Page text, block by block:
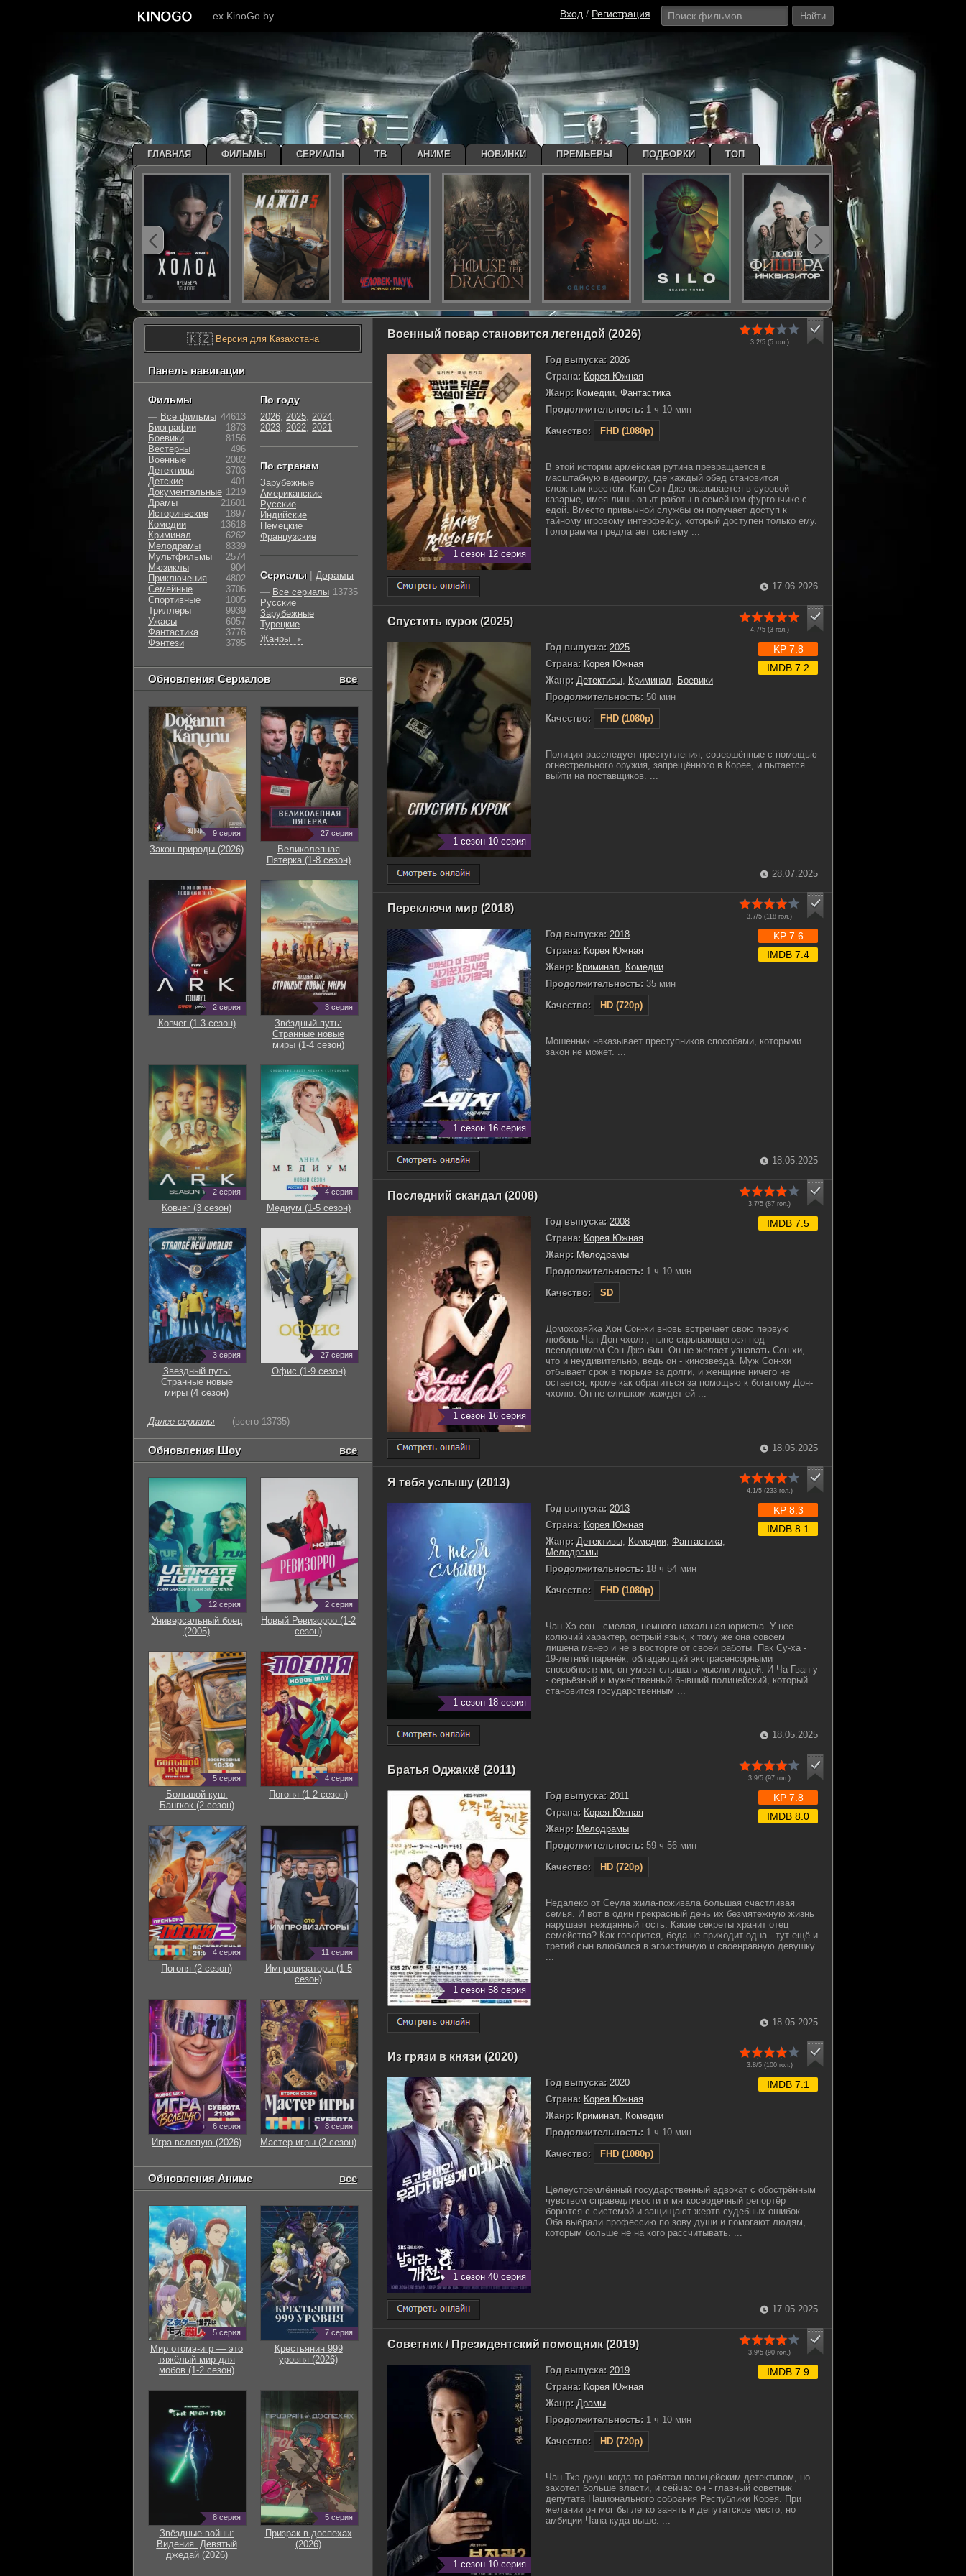
— ex KinoGo.by Вход / Регистрация Найти
Военный повар становится легендой (2026)
3.2/5 (5гол.)
1 сезон 12 серия
Год выпуска: 2026
Страна: Корея Южная
Жанр: Комедии, Фантастика
Продолжительность: 1 ч 10 мин
Качество:
FHD (1080p)
В этой истории армейская рутина превращается в
масштабную видеоигру, где каждый обед становится
сложным квестом. Кан Сон Джэ оказывается в суровой
казарме, имея лишь опыт работы в семейном фургончике с
едой. Вместо привычной службы он получает доступ к
тайному игровому интерфейсу, который доступен только ему.
Голограмма предлагает систему ...
17.06.2026
Спустить курок (2025)
4.7/5 (3гол.)
1 сезон 10 серия
Год выпуска: 2025
Страна: Корея Южная
Жанр: Детективы Криминал
Боевики
Продолжительность: 50 мин
Качество:
FHD (1080p)
KP 7.8
IMDB 7.2
Полиция расследует преступления, совершённые с помощью
огнестрельного оружия, запрещённого в Корее, и пытается
выйти на поставщиков. ...
28.07.2025
Переключи мир (2018)
3.7/5 (118 гол.)
1 сезон 16 серия
Год выпуска: 2018
Страна: Корея Южная
Жанр: Криминал, Комедии
Продолжительность: 35 мин
Качество:
HD (720p)
KP 7.6
IMDB 7.4
Мошенник наказывает преступников способами, которыми
закон не может. ...
18.05.2025
Последний скандал (2008)
3.7/5 (87 гол.)
1 сезон 16 серия
Год выпуска: 2008
Страна: Корея Южная
Жанр: Мелодрамы
Продолжительность: 1 ч 10 мин
Качество:
SD
IMDB 7.5
Домохозяйка Хон Сон-хи вновь встречает свою первую
любовь Чан Дон-чхоля, ныне скрывающегося под
псевдонимом Сон Джэ-бин. Он не желает узнавать Сон-хи,
что и неудивительно, ведь он - кинозвезда. Муж Сон-хи
отбывает срок в тюрьме за долги, и женщине ничего не
остается, кроме как обратиться за помощью к богатому Дон-
чхолю. Он не слишком жаждет ей ...
18.05.2025
Я тебя услышу (2013)
4.1/5 (233гол.)
1 сезон 18 серия
Год выпуска: 2013
Страна: Корея Южная
Жанр: Детективы, Комедии, Фантастика,
Мелодрамы
Продолжительность: 18 ч 54 мин
Качество:
FHD (1080p)
KP 8.3
IMDB 8.1
Чан Хэ-сон - смелая, немного нахальная юристка. У нее
колючий характер, острый язык, к тому же она совсем
лишена манер и не в восторге от своей работы. Пак Су-ха -
19-летний паренёк, обладающий экстрасенсорными
способностями, он умеет слышать мысли людей. И Ча Гван-у
- серьёзный и мужественный бывший полицейский, который
становится государственным ...
18.05.2025
Братья Оджаккё (2011)
3.9/5 (97 гол.)
1 сезон 58 серия
Год выпуска: 2011
Страна: Корея Южная
Жанр: Мелодрамы
Продолжительность: 59 ч 56 мин
Качество:
HD (720p)
KP 7.8
IMDB 8.0
Недалеко от Сеула жила-поживала большая счастливая
семья. И вот в один прекрасный день их безмятежную жизнь
нарушает нежданный гость. Какие секреты хранит отец
семейства? Как говорится, беда не приходит одна - тут ещё и
третий сын влюбился в эгоистичную и своенравную девушку.
18.05.2025
Из грязи в князи (2020)
3.8/5 (100гол.)
1 сезон 40 серия
Год выпуска: 2020
Страна: Корея Южная
Жанр: Криминал, Комедии
Продолжительность: 1 ч 10 мин
Качество:
FHD (1080p)
IMDB 7.1
Целеустремлённый государственный адвокат с обострённым
чувством справедливости и мягкосердечный репортёр
борются с системой и защищают жертв судебных ошибок.
Оба выбрали профессию по зову души и помогают людям,
которым больше не на кого рассчитывать. ...
17.05.2025
Советник / Президентский помощник (2019)
3.9/5 (90 гол.)
1 сезон 10 серия
Год выпуска: 2019
Страна: Корея Южная
Жанр: Драмы
Продолжительность: 1 ч 10 мин
Качество:
HD (720p)
IMDB 7.9
Чан Тхэ-джун когда-то работал полицейским детективом, но
захотел больше власти, и сейчас он - главный советник
депутата Национального собрания Республики Корея. При
желании он мог бы легко занять и депутатское место, но
амбиции Чана куда выше. ...
🇰🇿Версия для Казахстана
Панель навигации
Фильмы
— Все фильмы 44613
Биографии
1873
Боевики
8156
Вестерны
496
Военные
2082
Детективы
3703
Детские
401
Документальные 1219
Драмы
21601
Исторические
1897
Комедии
13618
Криминал
6262
Мелодрамы
8339
Мультфильмы
2574
Мюзиклы
904
Приключения
4802
Семейные
3706
Cпортивные
1005
Триллеры
9939
Ужасы
6057
Фантастика
3776
Фэнтези
3785
По году
2026, 2025, 2024,
2023, 2022, 2021
По странам
Зарубежные
Американские
Русские
Индийские
Немецкие
Французские
Сериалы | Дорамы
— Все сериалы 13735
Русские
Зарубежные
Турецкие
Жанры
►
Обновления Сериалов все
9 серия
Закон природы (2026)
27 серия
Великолепная
Пятерка (1-8 сезон)
2 серия
Ковчег (1-3 сезон)
3 серия
Звёздный путь:
Странные новые
миры (1-4 сезон)
2 серия
Ковчег (3 сезон)
4 серия
Медиум (1-5 сезон)
3 серия
Звездный путь:
Странные новые
миры (4 сезон)
27 серия
Офис (1-9 сезон)
Далее сериалы (всего 13735)
Обновления Шоу все
12 серия
Универсальный боец
(2005)
2 серия
Новый Ревизорро (1-2
сезон)
5 серия
Большой куш.
Бангкок (2 сезон)
4 серия
Погоня (1-2 сезон)
4 серия
Погоня (2 сезон)
11 серия
Импровизаторы (1-5
сезон)
6 серия
Игра вслепую (2026)
8 серия
Мастер игры (2 сезон)
Обновления Аниме все
5 серия
Мир отомэ-игр — это
тяжёлый мир для
мобов (1-2 сезон)
7 серия
Крестьянин 999
уровня (2026)
8 серия
Звёздные войны:
Видения. Девятый
джедай (2026)
5 серия
Призрак в доспехах
(2026)
ГЛАВНАЯ ФИЛЬМЫ СЕРИАЛЫ ТВ АНИМЕ НОВИНКИ ПРЕМЬЕРЫ ПОДБОРКИ ТОП